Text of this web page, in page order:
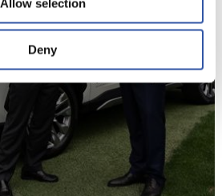
Allow selection
Deny